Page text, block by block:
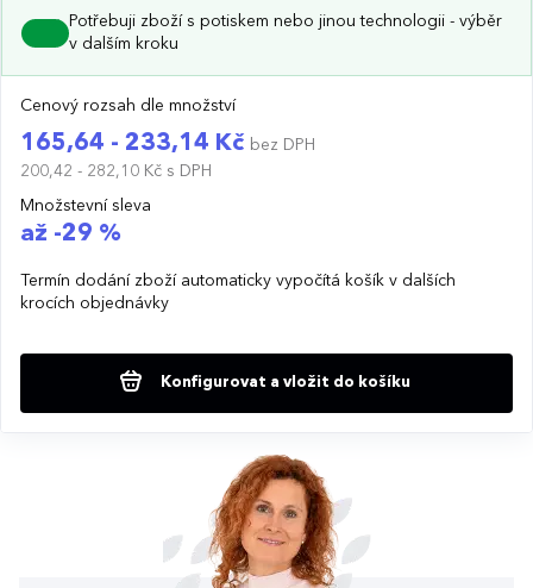
Potřebuji zboží s potiskem nebo jinou technologii - výběr
v dalším kroku
Cenový rozsah dle množství
165,64 - 233,14 Kč bez DPH
200,42 - 282,10 Kč s DPH
Množstevní sleva
až -29 %
Termín dodání zboží automaticky vypočítá košík v dalších
krocích objednávky
Konfigurovat a vložit do košíku